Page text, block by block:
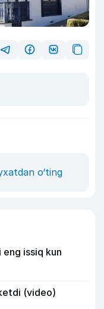
o‘ting
issiq kun
(video)